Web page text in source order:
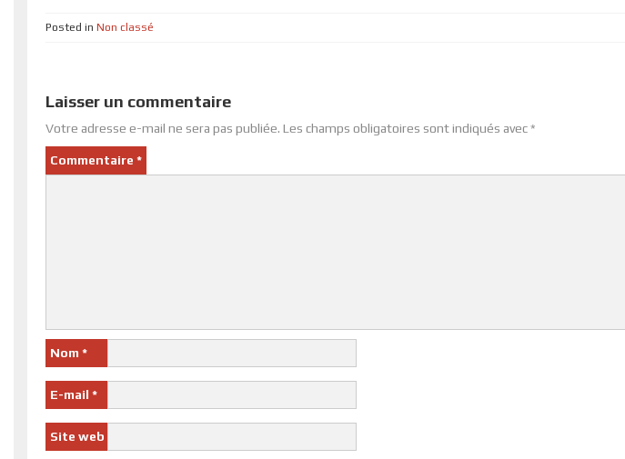
Posted in Non classé
Laisser un commentaire
Votre adresse e-mail ne sera pas publiée. Les champs obligatoires sont indiqués avec*
Commentaire *
Nom *
E-mail *
Site web